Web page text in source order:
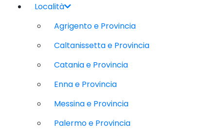
Località
Agrigento e Provincia
Caltanissetta e Provincia
Catania e Provincia
Enna e Provincia
Messina e Provincia
Palermo e Provincia